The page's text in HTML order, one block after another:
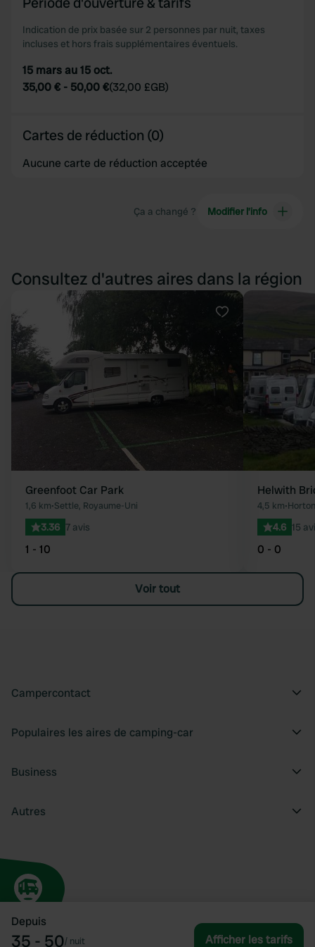
our social media, advertising and analytics partners who
may combine it with other information that you’ve
provided to them or that they’ve collected from your use
of their services.
Depuis
35 - 50/ nuit Afficher les tarifs
Indication de prix basée sur 2 personnes par nuit, taxes
incluses et hors frais supplémentaires éventuels.
15 mars au 15 oct.
35,00 € - 50,00 €(32,00 £GB)
Cartes de réduction (0)
Aucune carte de réduction acceptée
Ça a changé ? Modifier l’info
Consultez d'autres aires dans la région
Préféré
Greenfoot Car Park
1,6 km•Settle, Royaume-Uni
3.36 7 avis
1 - 10
Helwith
4,5 km•
4.6 15
0 - 0
Voir tout
Campercontact
Populaires les aires de camping-car
Business
Autres